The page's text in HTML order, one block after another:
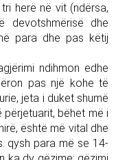
herë në vit (ndërsa,
devotshmërisë dhe
para dhe pas këtij
ndihmon edhe
pas një kohe të
jeta i duket shumë
bëhet më i
është më vital dhe
qysh para më se 14-